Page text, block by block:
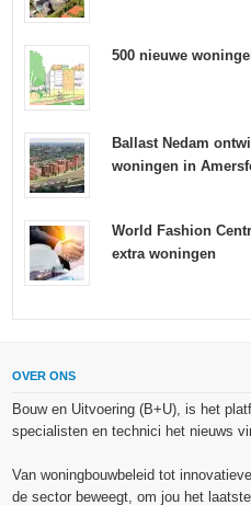
500 nieuwe
Ballast Nedam
woningen in
World Fashion
extra woningen
OVER ONS
Bouw en Uitvoering (B+U), is het
specialisten en technici het nieuws
Van woningbouwbeleid tot
de sector beweegt, om jou het